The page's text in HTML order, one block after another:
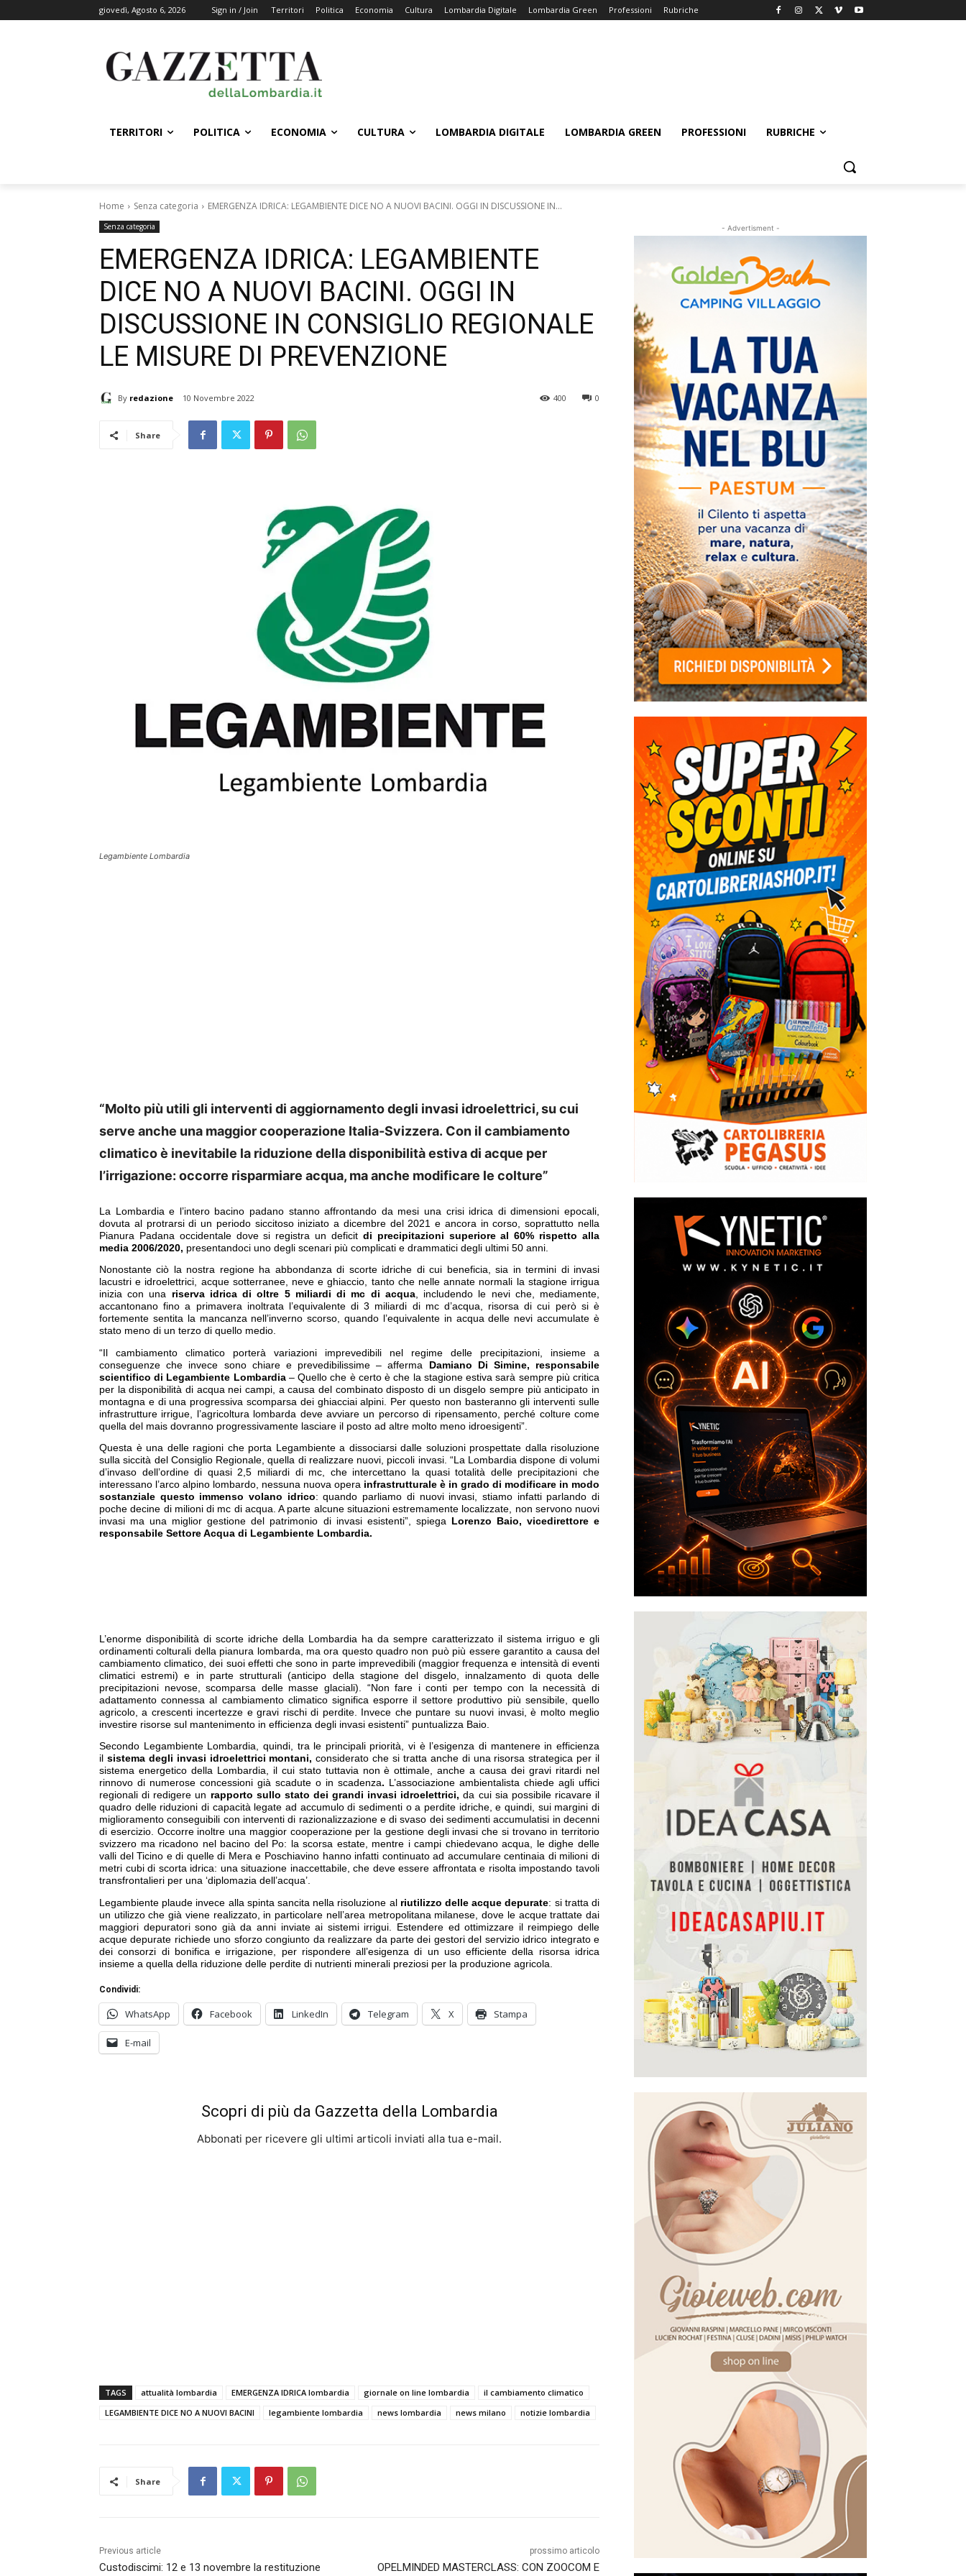
giovedì, Agosto 6, 2026 Sign in / Join Territori Politica Economia Cultura Lombardia Digitale Lombardia Green Professioni Rubriche
TERRITORI POLITICA ECONOMIA CULTURA LOMBARDIA DIGITALE LOMBARDIA GREEN PROFESSIONI RUBRICHE
Home Senza categoria EMERGENZA IDRICA: LEGAMBIENTE DICE NO A NUOVI BACINI. OGGI IN DISCUSSIONE IN...
Senza categoria
EMERGENZA IDRICA: LEGAMBIENTE
DICE NO A NUOVI BACINI. OGGI IN
DISCUSSIONE IN CONSIGLIO REGIONALE
LE MISURE DI PREVENZIONE
By redazione 10 Novembre 2022 0
400
Share
Legambiente Lombardia
“Molto più utili gli interventi di aggiornamento degli invasi idroelettrici, su cui
serve anche una maggior cooperazione Italia-Svizzera. Con il cambiamento
climatico è inevitabile la riduzione della disponibilità estiva di acque per
l’irrigazione: occorre risparmiare acqua, ma anche modificare le colture”
La Lombardia e l’intero bacino padano stanno affrontando da mesi una crisi idrica di dimensioni epocali,
dovuta al protrarsi di un periodo siccitoso iniziato a dicembre del 2021 e ancora in corso, soprattutto nella
Pianura Padana occidentale dove si registra un deficit di precipitazioni superiore al 60% rispetto alla
media 2006/2020, presentandoci uno degli scenari più complicati e drammatici degli ultimi 50 anni.
Nonostante ciò la nostra regione ha abbondanza di scorte idriche di cui beneficia, sia in termini di invasi
lacustri e idroelettrici, acque sotterranee, neve e ghiaccio, tanto che nelle annate normali la stagione irrigua
inizia con una riserva idrica di oltre 5 miliardi di mc di acqua, includendo le nevi che, mediamente,
accantonano fino a primavera inoltrata l’equivalente di 3 miliardi di mc d’acqua, risorsa di cui però si è
fortemente sentita la mancanza nell’inverno scorso, quando l’equivalente in acqua delle nevi accumulate è
stato meno di un terzo di quello medio.
“Il cambiamento climatico porterà variazioni imprevedibili nel regime delle precipitazioni, insieme a
conseguenze che invece sono chiare e prevedibilissime – afferma Damiano Di Simine, responsabile
scientifico di Legambiente Lombardia– Quello che è certo è che la stagione estiva sarà sempre più critica
per la disponibilità di acqua nei campi, a causa del combinato disposto di un disgelo sempre più anticipato in
montagna e di una progressiva scomparsa dei ghiacciai alpini. Per questo non basteranno gli interventi sulle
infrastrutture irrigue, l’agricoltura lombarda deve avviare un percorso di ripensamento, perché colture come
quella del mais dovranno progressivamente lasciare il posto ad altre molto meno idroesigenti”.
Questa è una delle ragioni che porta Legambiente a dissociarsi dalle soluzioni prospettate dalla risoluzione
sulla siccità del Consiglio Regionale, quella di realizzare nuovi, piccoli invasi. “La Lombardia dispone di volumi
d’invaso dell’ordine di quasi 2,5 miliardi di mc, che intercettano la quasi totalità delle precipitazioni che
interessano l’arco alpino lombardo, nessuna nuova opera infrastrutturale è in grado di modificare in modo
sostanziale questo immenso volano idrico: quando parliamo di nuovi invasi, stiamo infatti parlando di
poche decine di milioni di mc di acqua. A parte alcune situazioni estremamente localizzate, non servono nuovi
invasi ma una miglior gestione del patrimonio di invasi esistenti”, spiega Lorenzo Baio, vicedirettore e
responsabile Settore Acqua di Legambiente Lombardia.
L’enorme disponibilità di scorte idriche della Lombardia ha da sempre caratterizzato il sistema irriguo e gli
ordinamenti colturali della pianura lombarda, ma ora questo quadro non può più essere garantito a causa del
cambiamento climatico, dei suoi effetti che sono in parte imprevedibili (maggior frequenza e intensità di eventi
climatici estremi) e in parte strutturali (anticipo della stagione del disgelo, innalzamento di quota delle
precipitazioni nevose, scomparsa delle masse glaciali). “Non fare i conti per tempo con la necessità di
adattamento connessa al cambiamento climatico significa esporre il settore produttivo più sensibile, quello
agricolo, a crescenti incertezze e gravi rischi di perdite. Invece che puntare su nuovi invasi, è molto meglio
investire risorse sul mantenimento in efficienza degli invasi esistenti” puntualizza Baio.
Secondo Legambiente Lombardia, quindi, tra le principali priorità, vi è l’esigenza di mantenere in efficienza
il sistema degli invasi idroelettrici montani,considerato che si tratta anche di una risorsa strategica per il
sistema energetico della Lombardia, il cui stato tuttavia non è ottimale, anche a causa dei gravi ritardi nel
rinnovo di numerose concessioni già scadute o in scadenza. L’associazione ambientalista chiede agli uffici
regionali di redigere un rapporto sullo stato dei grandi invasi idroelettrici,da cui sia possibile ricavare il
quadro delle riduzioni di capacità legate ad accumulo di sedimenti o a perdite idriche, e quindi, sui margini di
miglioramento conseguibili con interventi di razionalizzazione e di svaso dei sedimenti accumulatisi in decenni
di esercizio. Occorre inoltre una maggior cooperazione per la gestione degli invasi che si trovano in territorio
svizzero ma ricadono nel bacino del Po: la scorsa estate, mentre i campi chiedevano acqua, le dighe delle
valli del Ticino e di quelle di Mera e Poschiavino hanno infatti continuato ad accumulare centinaia di milioni di
metri cubi di scorta idrica: una situazione inaccettabile, che deve essere affrontata e risolta impostando tavoli
transfrontalieri per una ‘diplomazia dell’acqua’.
Legambiente plaude invece alla spinta sancita nella risoluzione al riutilizzo delle acque depurate: si tratta di
un utilizzo che già viene realizzato, in particolare nell’area metropolitana milanese, dove le acque trattate dai
maggiori depuratori sono già da anni inviate ai sistemi irrigui. Estendere ed ottimizzare il reimpiego delle
acque depurate richiede uno sforzo congiunto da realizzare da parte dei gestori del servizio idrico integrato e
dei consorzi di bonifica e irrigazione, per rispondere all’esigenza di un uso efficiente della risorsa idrica
insieme a quella della riduzione delle perdite di nutrienti minerali preziosi per la produzione agricola.
Condividi:
WhatsApp Facebook LinkedIn Telegram X Stampa
E-mail
Scopri di più da Gazzetta della Lombardia
Abbonati per ricevere gli ultimi articoli inviati alla tua e-mail.
TAGS attualità lombardia EMERGENZA IDRICA lombardia giornale on line lombardia
il cambiamento climatico
LEGAMBIENTE DICE NO A NUOVI BACINI
legambiente lombardia news lombardia news milano notizie lombardia
Share
Previous article
Custodiscimi: 12 e 13 novembre la restituzione
prossimo articolo
OPELMINDED MASTERCLASS: CON ZOOCOM E
- Advertisment -